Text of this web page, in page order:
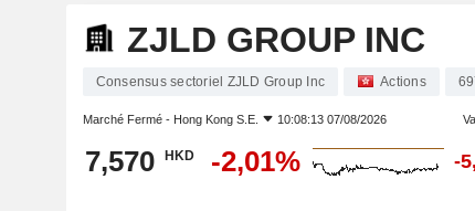
ZJLD GROUP INC
Consensus sectoriel ZJLD Group Inc Actions
Marché Fermé - Hong Kong S.E. 10:08:13 07/08/2026
7,570 HKD -2,01% -